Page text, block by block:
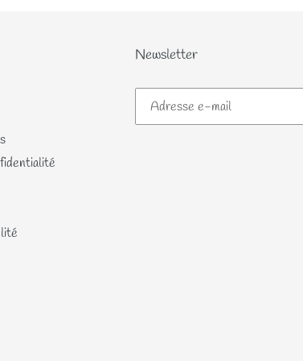
Newsletter